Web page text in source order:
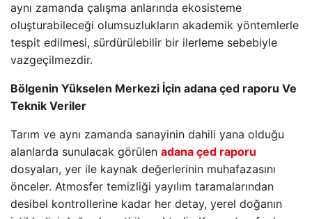
aynı zamanda çalışma anlarında ekosisteme
oluşturabileceği olumsuzlukların akademik yöntemlerle
tespit edilmesi, sürdürülebilir bir ilerleme sebebiyle
vazgeçilmezdir.
Bölgenin Yükselen Merkezi İçin adana çed raporu Ve
Teknik Veriler
Tarım ve aynı zamanda sanayinin dahili yana olduğu
alanlarda sunulacak görülen adana çed raporu
dosyaları, yer ile kaynak değerlerinin muhafazasını
önceler. Atmosfer temizliği yayılım taramalarından
desibel kontrollerine kadar her detay, yerel doğanın